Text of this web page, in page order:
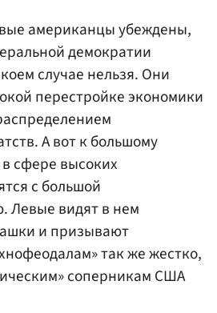
американцы убеждены,
демократии
случае нельзя. Они
перестройке экономики
А вот к большому
сфере высоких
с большой
Левые видят в нем
и призывают
так же жестко,
соперникам США